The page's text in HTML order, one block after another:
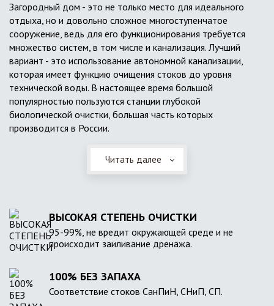
Загородный дом - это не только место для идеального
отдыха, но и довольно сложное многоступенчатое
сооружение, ведь для его функционирования требуется
множество систем, в том числе и канализация. Лучший
вариант - это использование автономной канализации,
которая имеет функцию очищения стоков до уровня
технической воды. В настоящее время большой
популярностью пользуются станции глубокой
биологической очистки, большая часть которых
производится в России.
Читать далее
ВЫСОКАЯ СТЕПЕНЬ ОЧИСТКИ
95-99%, не вредит окружающей среде и не
происходит заиливание дренажа.
100% БЕЗ ЗАПАХА
Соответствие стоков СанПиН, СНиП, СП.